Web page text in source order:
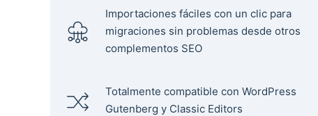
Importaciones fáciles con un clic para
migraciones sin problemas desde otros
complementos SEO
Totalmente compatible con WordPress
Gutenberg y Classic Editors